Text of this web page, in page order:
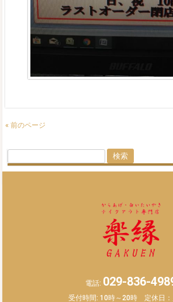
« 前のページ
索:
電話: 029-836-
受付時間: 10時～20時 定休日：